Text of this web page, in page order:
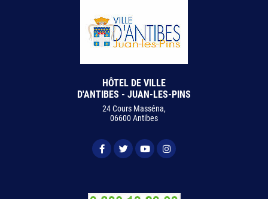
HÔTEL DE VILLE
D'ANTIBES - JUAN-LES-PINS
24 Cours Masséna,
06600 Antibes